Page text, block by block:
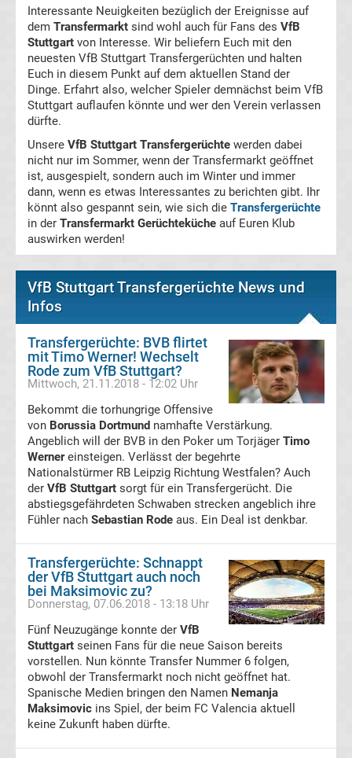
Magdeburg
Transfergerüchte
1.
FC
Nürnberg
Transfergerüchte
1.
FC
Saarbrücken
Transfergerüchte
1.
FC
Union
Berlin
Transfergerüchte
FSV
Mainz
Interessante Neuigkeiten bezüglich der Ereignisse auf
dem Transfermarkt sind wohl auch für Fans des VfB
Stuttgart von Interesse. Wir beliefern Euch mit den
neuesten VfB Stuttgart Transfergerüchten und halten
Euch in diesem Punkt auf dem aktuellen Stand der
Dinge. Erfahrt also, welcher Spieler demnächst beim VfB
Stuttgart auflaufen könnte und wer den Verein verlassen
dürfte.
Unsere VfB Stuttgart Transfergerüchte werden dabei
nicht nur im Sommer, wenn der Transfermarkt geöffnet
ist, ausgespielt, sondern auch im Winter und immer
dann, wenn es etwas Interessantes zu berichten gibt. Ihr
könnt also gespannt sein, wie sich die Transfergerüchte
in der Transfermarkt Gerüchteküche auf Euren Klub
auswirken werden!
VfB Stuttgart Transfergerüchte News und
Infos
Transfergerüchte: BVB flirtet
mit Timo Werner! Wechselt
Rode zum VfB Stuttgart?
Mittwoch, 21.11.2018 - 12:02 Uhr
Bekommt die torhungrige Offensive
von Borussia Dortmund namhafte Verstärkung.
Angeblich will der BVB in den Poker um Torjäger Timo
Wernereinsteigen. Verlässt der begehrte
Nationalstürmer RB Leipzig Richtung Westfalen? Auch
der VfB Stuttgart sorgt für ein Transfergerücht. Die
abstiegsgefährdeten Schwaben strecken angeblich ihre
Fühler nach Sebastian Rode aus. Ein Deal ist denkbar.
Transfergerüchte: Schnappt
der VfB Stuttgart auch noch
bei Maksimovic zu?
Donnerstag, 07.06.2018 - 13:18 Uhr
Fünf Neuzugänge konnte der VfB
Stuttgart seinen Fans für die neue Saison bereits
vorstellen. Nun könnte Transfer Nummer 6 folgen,
obwohl der Transfermarkt noch nicht geöffnet hat.
Spanische Medien bringen den Namen Nemanja
Maksimovic ins Spiel, der beim FC Valencia aktuell
keine Zukunft haben dürfte.